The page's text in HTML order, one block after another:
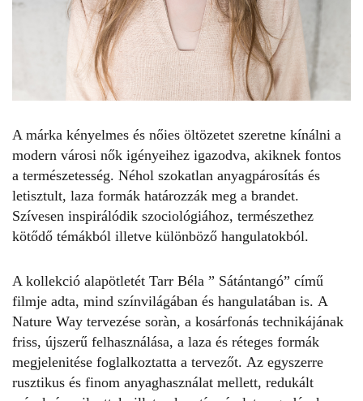
A márka kényelmes és nőies öltözetet szeretne kínálni a
modern városi nők igényeihez igazodva, akiknek fontos
a természetesség. Néhol szokatlan anyagpárosítás és
letisztult, laza formák határozzák meg a brandet.
Szívesen inspirálódik szociológiához, természethez
kötődő témákból illetve különböző hangulatokból.
A kollekció alapötletét Tarr Béla ” Sátántangó” című
filmje adta, mind színvilágában és hangulatában is. A
Nature Way tervezése soràn, a kosárfonás technikájának
friss, újszerű felhasználása, a laza és réteges formák
megjelenitése foglalkoztatta a tervezőt. Az egyszerre
rusztikus és finom anyaghasználat mellett, redukált